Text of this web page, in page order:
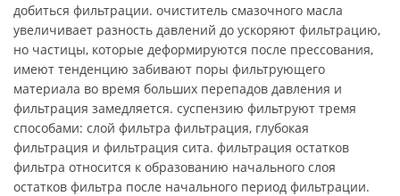
добиться фильтрации. очиститель смазочного масла
увеличивает разность давлений до ускоряют фильтрацию,
но частицы, которые деформируются после прессования,
имеют тенденцию забивают поры фильтрующего
материала во время больших перепадов давления и
фильтрация замедляется. суспензию фильтруют тремя
способами: слой фильтра фильтрация, глубокая
фильтрация и фильтрация сита. фильтрация остатков
фильтра относится к образованию начального слоя
остатков фильтра после начального период фильтрации.